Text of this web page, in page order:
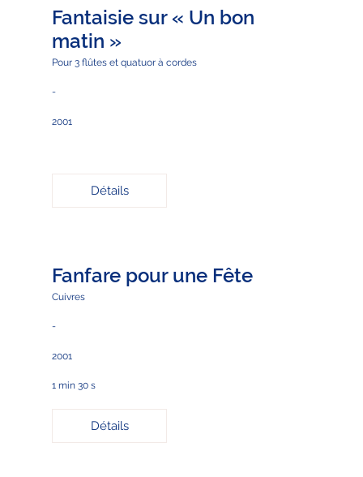
Fantaisie sur « Un bon
matin »
Pour 3 flûtes et quatuor à cordes
-
2001
Détails
Fanfare pour une Fête
Cuivres
-
2001
1 min 30 s
Détails